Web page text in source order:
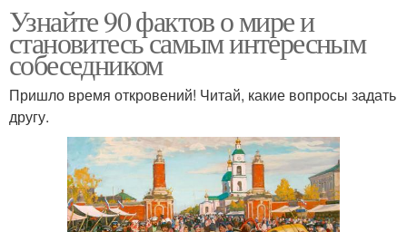
Узнайте 90 фактов о мире и
становитесь самым интересным
собеседником
Пришло время откровений! Читай, какие вопросы задать
другу.